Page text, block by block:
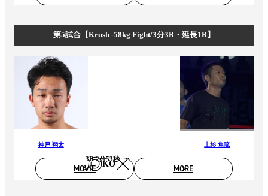
第5試合【Krush -58kg Fight/3分3R・延長1R】
神戸 翔太
KO
3R 2分53秒
上杉 隼琉
MOVIE MORE